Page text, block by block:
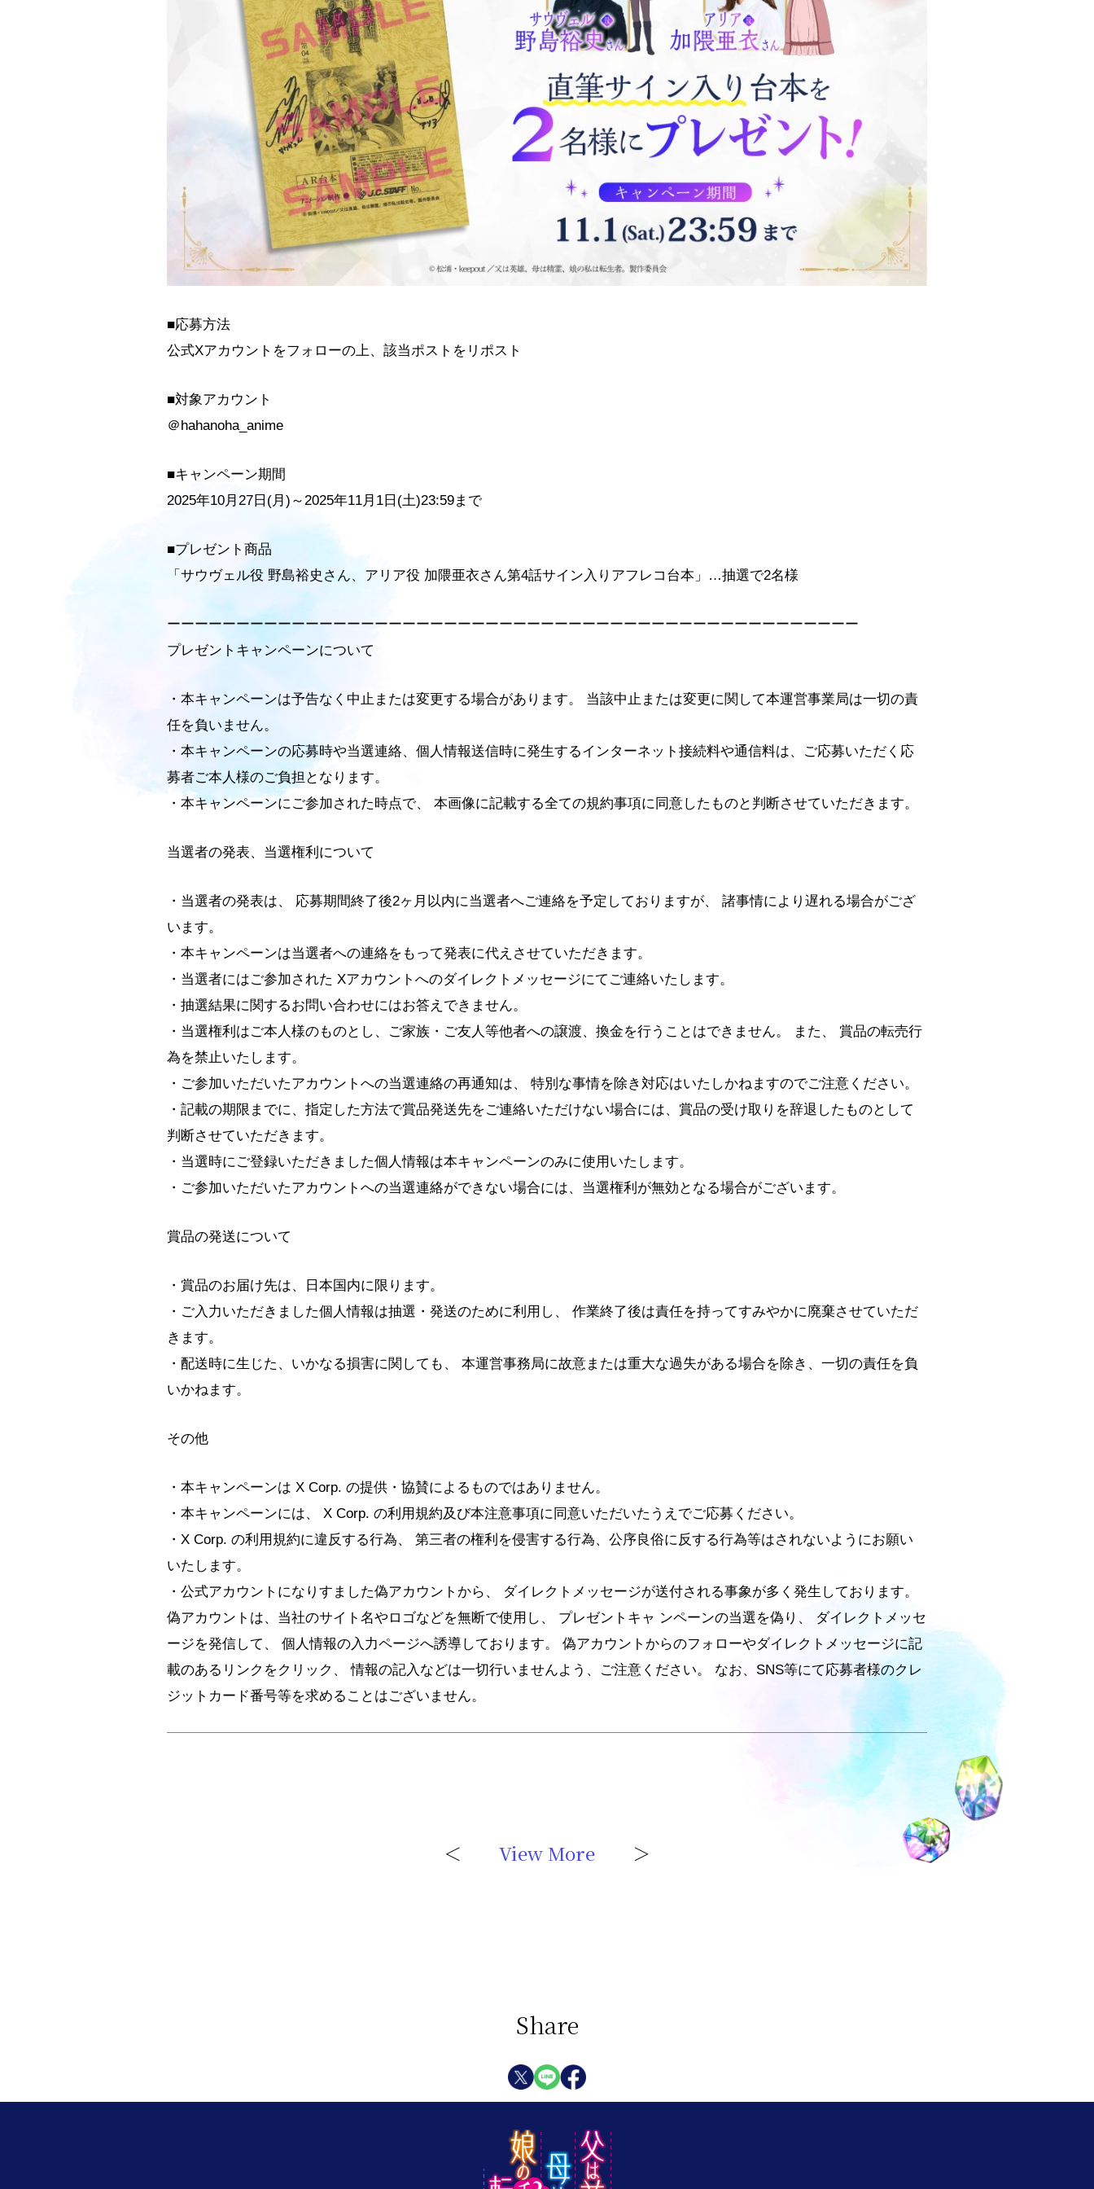
■応募方法
公式Xアカウントをフォローの上、該当ポストをリポスト
■対象アカウント
＠hahanoha_anime
■キャンペーン期間
2025年10月27日(月)～2025年11月1日(土)23:59まで
■プレゼント商品
「サウヴェル役 野島裕史さん、アリア役 加隈亜衣さん第4話サイン入りアフレコ台本」…抽選で2名様
ーーーーーーーーーーーーーーーーーーーーーーーーーーーーーーーーーーーーーーーーーーーーーーーーーー
プレゼントキャンペーンについて
・本キャンペーンは予告なく中止または変更する場合があります。 当該中止または変更に関して本運営事業局は一切の責
任を負いません。
・本キャンペーンの応募時や当選連絡、個人情報送信時に発生するインターネット接続料や通信料は、ご応募いただく応
募者ご本人様のご負担となります。
・本キャンペーンにご参加された時点で、 本画像に記載する全ての規約事項に同意したものと判断させていただきます。
当選者の発表、当選権利について
・当選者の発表は、 応募期間終了後2ヶ月以内に当選者へご連絡を予定しておりますが、 諸事情により遅れる場合がござ
います。
・本キャンペーンは当選者への連絡をもって発表に代えさせていただきます。
・当選者にはご参加された Xアカウントへのダイレクトメッセージにてご連絡いたします。
・抽選結果に関するお問い合わせにはお答えできません。
・当選権利はご本人様のものとし、ご家族・ご友人等他者への譲渡、換金を行うことはできません。 また、 賞品の転売行
為を禁止いたします。
・ご参加いただいたアカウントへの当選連絡の再通知は、 特別な事情を除き対応はいたしかねますのでご注意ください。
・記載の期限までに、指定した方法で賞品発送先をご連絡いただけない場合には、賞品の受け取りを辞退したものとして
判断させていただきます。
・当選時にご登録いただきました個人情報は本キャンペーンのみに使用いたします。
・ご参加いただいたアカウントへの当選連絡ができない場合には、当選権利が無効となる場合がございます。
賞品の発送について
・賞品のお届け先は、日本国内に限ります。
・ご入力いただきました個人情報は抽選・発送のために利用し、 作業終了後は責任を持ってすみやかに廃棄させていただ
きます。
・配送時に生じた、いかなる損害に関しても、 本運営事務局に故意または重大な過失がある場合を除き、一切の責任を負
いかねます。
その他
・本キャンペーンは X Corp. の提供・協賛によるものではありません。
・本キャンペーンには、 X Corp. の利用規約及び本注意事項に同意いただいたうえでご応募ください。
・X Corp. の利用規約に違反する行為、 第三者の権利を侵害する行為、公序良俗に反する行為等はされないようにお願い
いたします。
・公式アカウントになりすました偽アカウントから、 ダイレクトメッセージが送付される事象が多く発生しております。
偽アカウントは、当社のサイト名やロゴなどを無断で使用し、 プレゼントキャ ンペーンの当選を偽り、 ダイレクトメッセ
ージを発信して、 個人情報の入力ページへ誘導しております。 偽アカウントからのフォローやダイレクトメッセージに記
載のあるリンクをクリック、 情報の記入などは一切行いませんよう、ご注意ください。 なお、SNS等にて応募者様のクレ
ジットカード番号等を求めることはございません。
＜ View More ＞
Share